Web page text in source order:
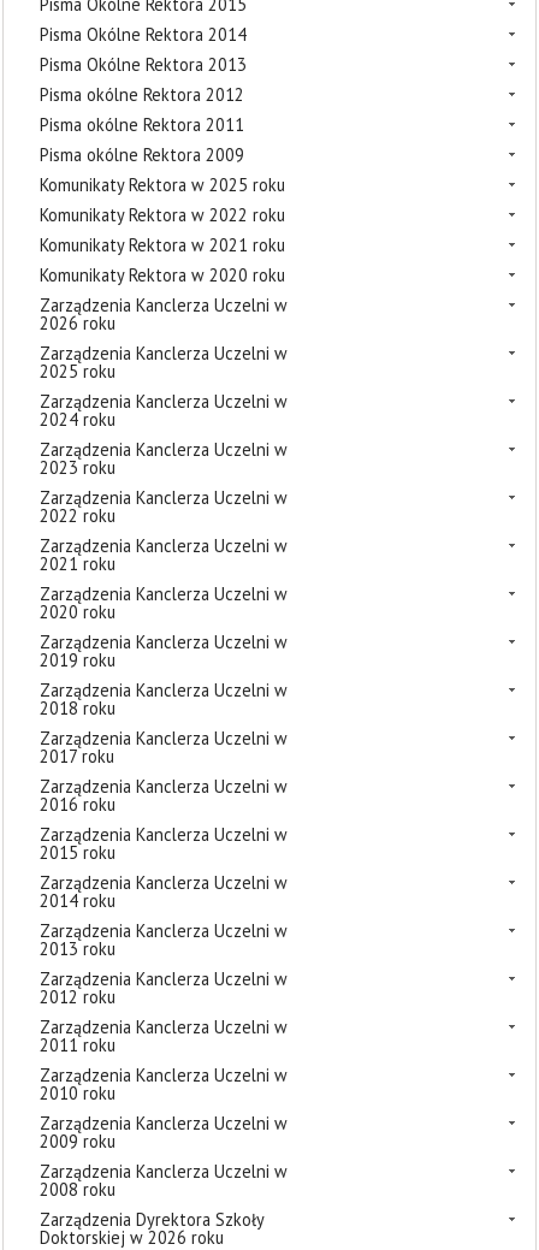
Pisma Okólne Rektora 2014
Pisma Okólne Rektora 2013
Pisma okólne Rektora 2012
Pisma okólne Rektora 2011
Pisma okólne Rektora 2009
Komunikaty Rektora w 2025 roku
Komunikaty Rektora w 2022 roku
Komunikaty Rektora w 2021 roku
Komunikaty Rektora w 2020 roku
Zarządzenia Kanclerza Uczelni w
2026 roku
Zarządzenia Kanclerza Uczelni w
2025 roku
Zarządzenia Kanclerza Uczelni w
2024 roku
Zarządzenia Kanclerza Uczelni w
2023 roku
Zarządzenia Kanclerza Uczelni w
2022 roku
Zarządzenia Kanclerza Uczelni w
2021 roku
Zarządzenia Kanclerza Uczelni w
2020 roku
Zarządzenia Kanclerza Uczelni w
2019 roku
Zarządzenia Kanclerza Uczelni w
2018 roku
Zarządzenia Kanclerza Uczelni w
2017 roku
Zarządzenia Kanclerza Uczelni w
2016 roku
Zarządzenia Kanclerza Uczelni w
2015 roku
Zarządzenia Kanclerza Uczelni w
2014 roku
Zarządzenia Kanclerza Uczelni w
2013 roku
Zarządzenia Kanclerza Uczelni w
2012 roku
Zarządzenia Kanclerza Uczelni w
2011 roku
Zarządzenia Kanclerza Uczelni w
2010 roku
Zarządzenia Kanclerza Uczelni w
2009 roku
Zarządzenia Kanclerza Uczelni w
2008 roku
Zarządzenia Dyrektora Szkoły
Doktorskiej w 2026 roku